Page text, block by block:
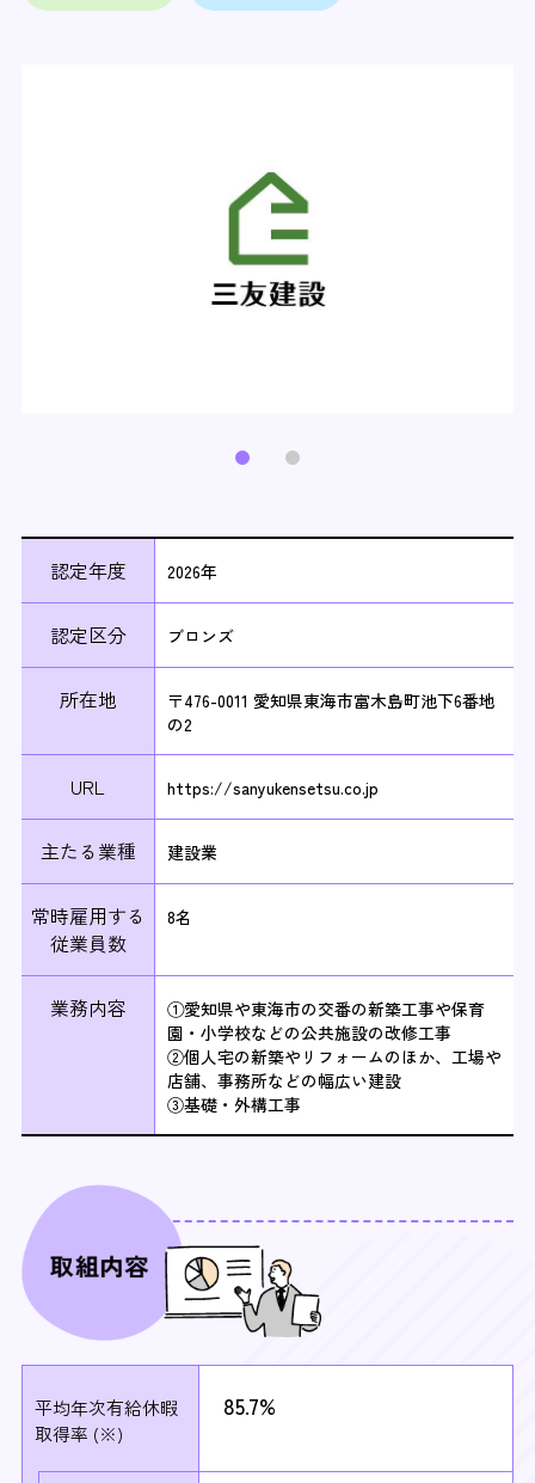
認定年度 2026年
認定区分 ブロンズ
所在地
〒476-0011 愛知県東海市富木島町池下6番地
の2
URL https://sanyukensetsu.co.jp
主たる業種 建設業
常時雇用する
従業員数
8名
業務内容
①愛知県や東海市の交番の新築工事や保育
園・小学校などの公共施設の改修工事
②個人宅の新築やリフォームのほか、工場や
店舗、事務所などの幅広い建設
③基礎・外構工事
平均年次有給休暇
取得率 (※)
85.7%